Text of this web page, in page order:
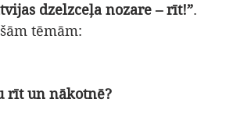
dzelzceļa nozare – rīt!”.
tēmām:
rīt un nākotnē?